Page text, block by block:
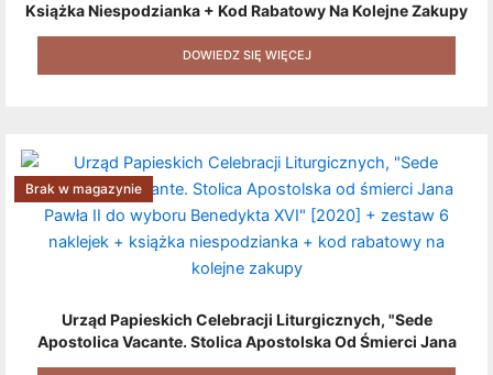
Książka Niespodzianka + Kod Rabatowy Na Kolejne Zakupy
+ Gratis (książka W Formacie Elektronicznym) [zestaw 3
Produktów + Kod Rabatowy + Gratis]
DOWIEDZ SIĘ WIĘCEJ
Urząd Papieskich Celebracji Liturgicznych, "Sede
Apostolica Vacante. Stolica Apostolska Od Śmierci Jana
Pawła II Do Wyboru Benedykta XVI" [2020] + Zestaw 6
Brak w magazynie